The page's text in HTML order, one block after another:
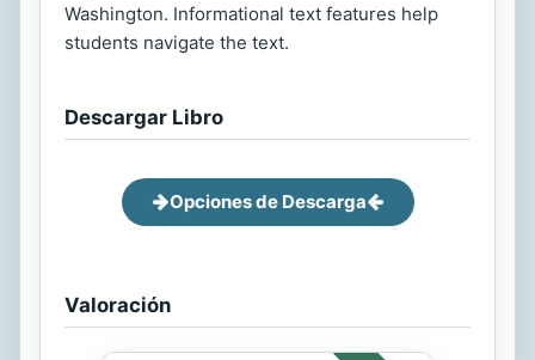
Washington. Informational text features help
students navigate the text.
Descargar Libro
Opciones de Descarga
Valoración